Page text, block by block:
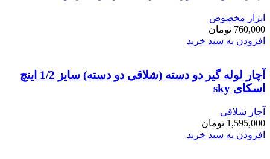
ابزار مخصوص
760,000 تومان
افزودن به سبد خرید
آچار لوله گیر دو دسته (شلاقی دو دسته) سایز 1/2 اینچ
اسکای sky
آچار شلاقی
1,595,000 تومان
افزودن به سبد خرید